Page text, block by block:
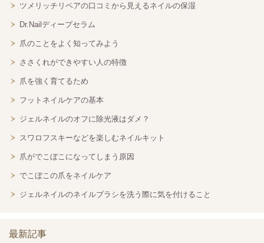
ツメリッチリペアの口コミから見えるネイルの保湿
Dr.Nailディープセラム
爪のことをよく知ってみよう
ささくれができやすい人の特徴
爪を強く育てるため
フットネイルケアの基本
ジェルネイルのオフに除光液はダメ？
スワロフスキーなどを楽しむネイルキット
爪がでこぼこになってしまう原因
でこぼこの爪をネイルケア
ジェルネイルのネイルブラシを洗う際に気を付けること
最新記事